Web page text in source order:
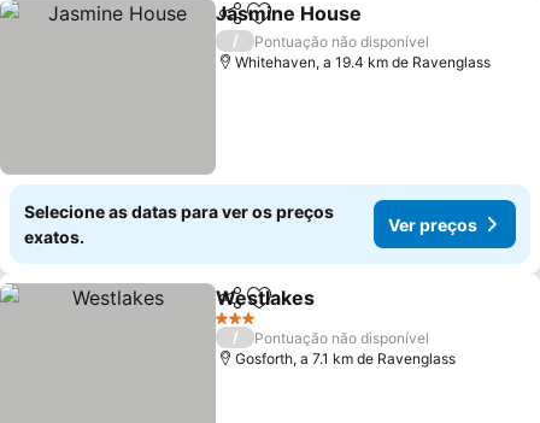
PartilharAdicionar aos favoritos
Jasmine House
/
Pontuação não disponível
Whitehaven, a 19.4 km de Ravenglass
Selecione as datas para ver os preços
exatos.
Ver preços
PartilharAdicionar aos favoritos
Westlakes
3 Estrelas
/
Pontuação não disponível
Gosforth, a 7.1 km de Ravenglass